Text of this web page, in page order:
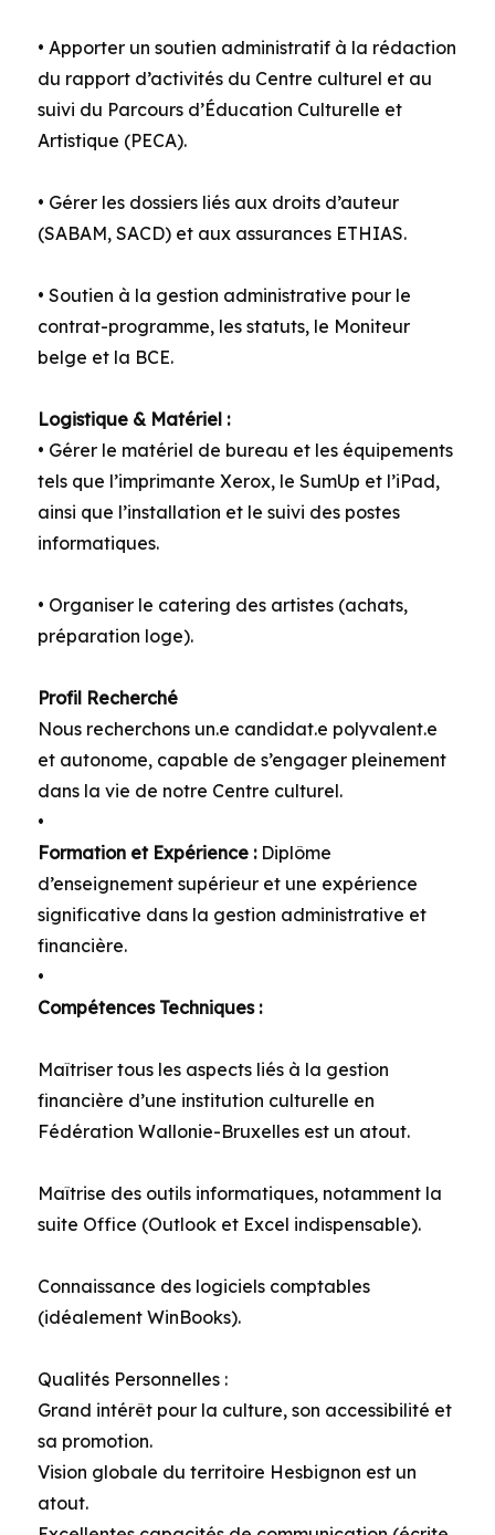
• Apporter un soutien administratif à la rédaction
du rapport d’activités du Centre culturel et au
suivi du Parcours d’Éducation Culturelle et
Artistique (PECA).
• Gérer les dossiers liés aux droits d’auteur
(SABAM, SACD) et aux assurances ETHIAS.
• Soutien à la gestion administrative pour le
contrat-programme, les statuts, le Moniteur
belge et la BCE.
Logistique & Matériel :
• Gérer le matériel de bureau et les équipements
tels que l’imprimante Xerox, le SumUp et l’iPad,
ainsi que l’installation et le suivi des postes
informatiques.
• Organiser le catering des artistes (achats,
préparation loge).
Profil Recherché
Nous recherchons un.e candidat.e polyvalent.e
et autonome, capable de s’engager pleinement
dans la vie de notre Centre culturel.
•
Formation et Expérience :Diplôme
d’enseignement supérieur et une expérience
significative dans la gestion administrative et
financière.
•
Compétences Techniques :
Maîtriser tous les aspects liés à la gestion
financière d’une institution culturelle en
Fédération Wallonie-Bruxelles est un atout.
Maîtrise des outils informatiques, notamment la
suite Office (Outlook et Excel indispensable).
Connaissance des logiciels comptables
(idéalement WinBooks).
Qualités Personnelles :
Grand intérêt pour la culture, son accessibilité et
sa promotion.
Vision globale du territoire Hesbignon est un
atout.